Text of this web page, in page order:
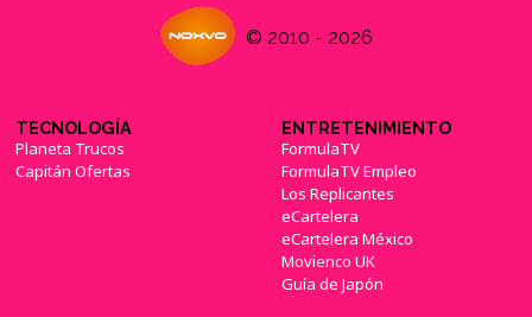
© 2010 - 2026
TECNOLOGÍA
Planeta Trucos
Capitán Ofertas
ENTRETENIMIENTO
FormulaTV
FormulaTV Empleo
Los Replicantes
eCartelera
eCartelera México
Movienco UK
Guía de Japón